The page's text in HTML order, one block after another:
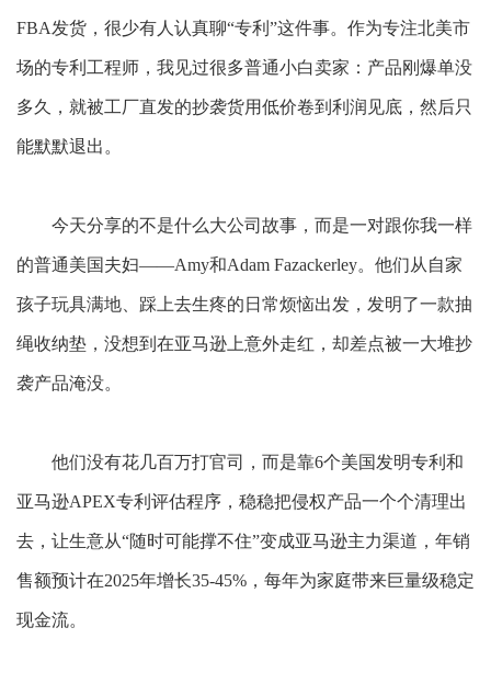
FBA发货，很少有人认真聊“专利”这件事。作为专注北美市
场的专利工程师，我见过很多普通小白卖家：产品刚爆单没
多久，就被工厂直发的抄袭货用低价卷到利润见底，然后只
能默默退出。
今天分享的不是什么大公司故事，而是一对跟你我一样
的普通美国夫妇——Amy和Adam Fazackerley。他们从自家
孩子玩具满地、踩上去生疼的日常烦恼出发，发明了一款抽
绳收纳垫，没想到在亚马逊上意外走红，却差点被一大堆抄
袭产品淹没。
他们没有花几百万打官司，而是靠6个美国 发明专利和
亚马逊APEX专利评估程序，稳稳把侵权产品一个个清理出
去，让生意从“随时可能撑不住”变成亚马逊主力渠道，年销
售额预计在2025年增长35-45%，每年为家庭带来巨量级稳定
现金流。